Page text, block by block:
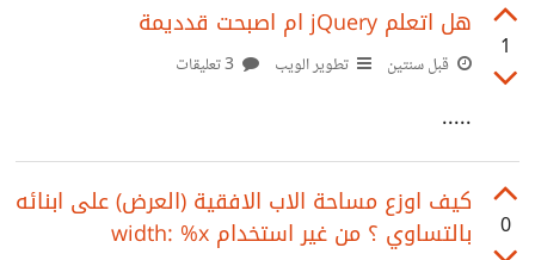
1
هل اتعلم jQuery ام اصبحت قدديمة
قبل سنتين تطوير الويب
.....
0
كيف اوزع مساحة الاب الافقية (العرض) على ابنائه
بالتساوي ؟ من غير استخدام width: %x